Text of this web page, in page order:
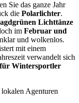
Sie das ganze Jahr
die Polarlichter.
Lichttänze
im Februar und
und wolkenlos.
mit einem
verwandelt sich
für Wintersportler
Agenturen